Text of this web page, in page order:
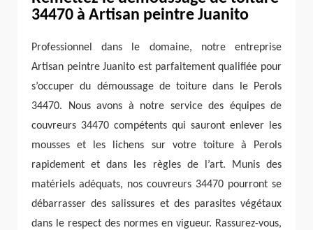
34470 à Artisan peintre Juanito
Professionnel dans le domaine, notre entreprise
Artisan peintre Juanito est parfaitement qualifiée pour
s’occuper du démoussage de toiture dans le Perols
34470. Nous avons à notre service des équipes de
couvreurs 34470 compétents qui sauront enlever les
mousses et les lichens sur votre toiture à Perols
rapidement et dans les règles de l’art. Munis des
matériels adéquats, nos couvreurs 34470 pourront se
débarrasser des salissures et des parasites végétaux
dans le respect des normes en vigueur. Rassurez-vous,